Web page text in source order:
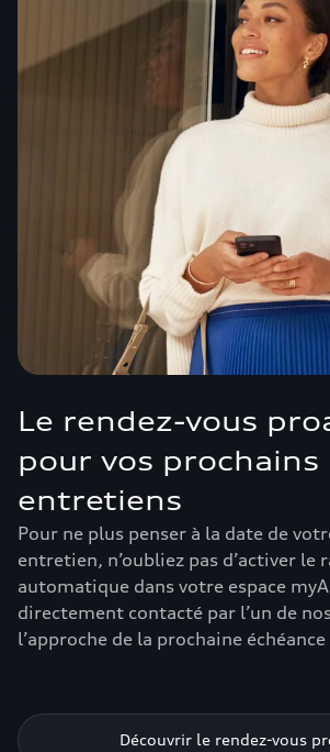
Le rendez-vous
pour vos prochains
entretiens
Pour ne plus penser à la date de
entretien, n’oubliez pas d’activer le
automatique dans votre espace
directement contacté par l’un de
l’approche de la prochaine
Découvrir le rendez-vous